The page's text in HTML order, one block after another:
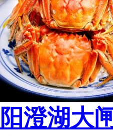
阳澄湖大